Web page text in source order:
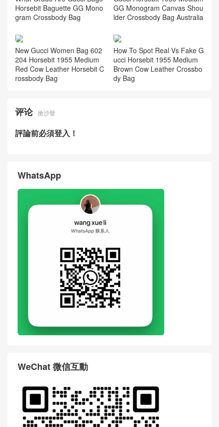
Horsebit Baguette GG Mono
gram Crossbody Bag
GG Monogram Canvas Shou
lder Crossbody Bag Australia
New Gucci Women Bag 602
204 Horsebit 1955 Medium
Red Cow Leather Horsebit C
rossbody Bag
How To Spot Real Vs Fake G
ucci Horsebit 1955 Medium
Brown Cow Leather Crossbo
dy Bag
评论 搶沙發
評論前必須登入！
WhatsApp
WeChat 微信互動